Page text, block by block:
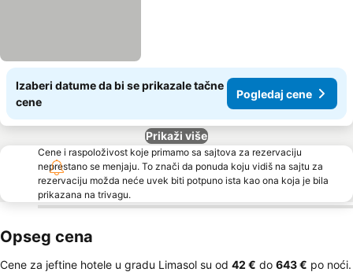
Izaberi datume da bi se prikazale tačne
cene
Pogledaj cene
Prikaži više
Cene i raspoloživost koje primamo sa sajtova za rezervaciju
neprestano se menjaju. To znači da ponuda koju vidiš na sajtu za
rezervaciju možda neće uvek biti potpuno ista kao ona koja je bila
prikazana na trivagu.
Opseg cena
Cene za jeftine hotele u gradu Limasol su od ‎42 € do ‎643 € po noći.